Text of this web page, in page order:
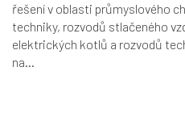
řešení v oblasti průmyslového
techniky, rozvodů stlačeného
elektrických kotlů a rozvodů
na...